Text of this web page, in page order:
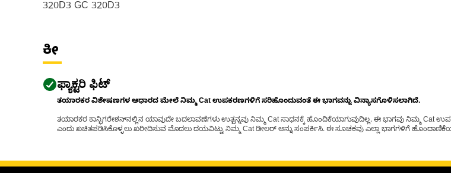
320D3 GC 320D3
ಕೀ
ಫ್ಯಾಕ್ಟರಿ ಫಿಟ್
ತಯಾರಕರ ವಿಶೇಷಣಗಳ ಆಧಾರದ ಮೇಲೆ ನಿಮ್ಮ Cat ಉಪಕರಣಗಳಿಗೆ ಸರಿಹೊಂದುವಂತೆ ಈ ಭಾಗವನ್ನು ವಿನ್ಯಾಸಗೊಳಿಸಲಾಗಿದೆ.
ತಯಾರಕರ ಕಾನ್ಫಿಗರೇಶನ್‌ನಲ್ಲಿನ ಯಾವುದೇ ಬದಲಾವಣೆಗಳು ಉತ್ಪನ್ನವು ನಿಮ್ಮ Cat ಸಾಧನಕ್ಕೆ ಹೊಂದಿಕೆಯಾಗುವುದಿಲ್ಲ. ಈ ಭಾಗವು ನಿಮ್ಮ Cat
ಎಂದು ಖಚಿತಪಡಿಸಿಕೊಳ್ಳಲು ಖರೀದಿಸುವ ಮೊದಲು ದಯವಿಟ್ಟು ನಿಮ್ಮ Cat ಡೀಲರ್ ಅನ್ನು ಸಂಪರ್ಕಿಸಿ. ಈ ಸೂಚಕವು ಎಲ್ಲಾ ಭಾಗಗಳಿಗೆ